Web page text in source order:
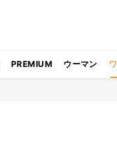
PREMIUM ウーマン